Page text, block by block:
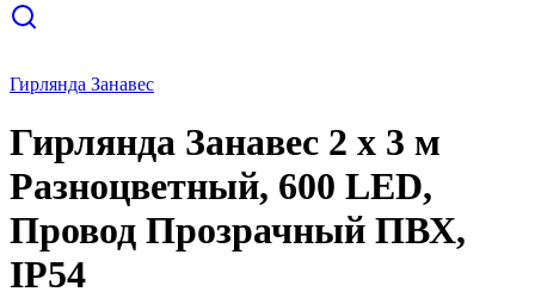
Гирлянда Занавес
Гирлянда Занавес 2 x 3 м
Разноцветный, 600 LED,
Провод Прозрачный ПВХ,
IP54